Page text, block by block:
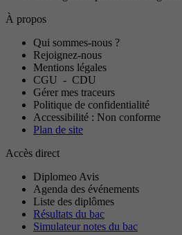
À propos
Qui sommes-nous ?
Rejoignez-nous
Mentions légales
CGU - CDU
Gérer mes traceurs
Politique de confidentialité
Accessibilité : Non conforme
Plan de site
Accès direct
Diplomeo Avis
Agenda des événements
Liste des diplômes
Résultats du bac
Simulateur notes du bac